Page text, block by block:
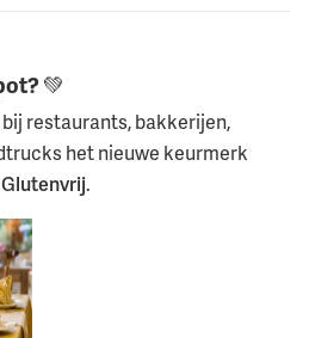
💚
restaurants, bakkerijen,
het nieuwe keurmerk
.